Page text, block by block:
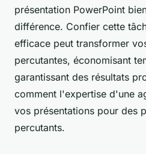
présentation PowerPoint
différence. Confier cette
efficace peut transformer
percutantes, économisant
garantissant des résultats
comment l'expertise d'une
vos présentations pour des
percutants.